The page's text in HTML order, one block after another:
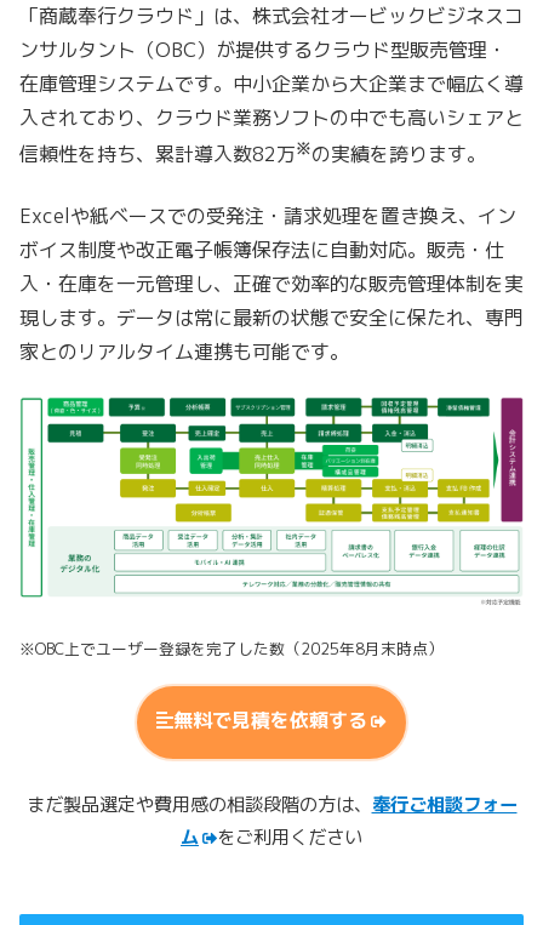
「商蔵奉行クラウド」は、株式会社オービックビジネスコ
ンサルタント（OBC）が提供するクラウド型販売管理・
在庫管理システムです。中小企業から大企業まで幅広く導
入されており、クラウド業務ソフトの中でも高いシェアと
信頼性を持ち、累計導入数82万※の実績を誇ります。
Excelや紙ベースでの受発注・請求処理を置き換え、イン
ボイス制度や改正電子帳簿保存法に自動対応。販売・仕
入・在庫を一元管理し、正確で効率的な販売管理体制を実
現します。データは常に最新の状態で安全に保たれ、専門
家とのリアルタイム連携も可能です。
※OBC上でユーザー登録を完了した数（2025年8月末時点）
無料で見積を依頼する
まだ製品選定や費用感の相談段階の方は、 奉行ご相談フォー
ム
をご利用ください